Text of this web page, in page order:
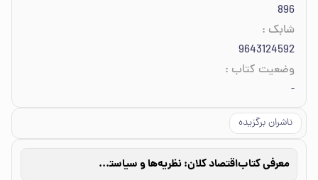
896
شابک :
9643124592
وضعیت کتاب :
-
ناشران برگزیده
معرفی کتاب اقتصاد کلان: نظریه‌ها و سیاستهای اقتصادی